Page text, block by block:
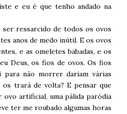
e eu é que tenho andado na
ressarcido de todos os ovos
anos de medo inútil. E os ovos
e as omeletes babadas, e os
Deus, os fios de ovos. Os fios
para não morrer dariam várias
os trará de volta? E pensar que
ovo artificial, uma pálida paródia
ter me roubado algumas horas